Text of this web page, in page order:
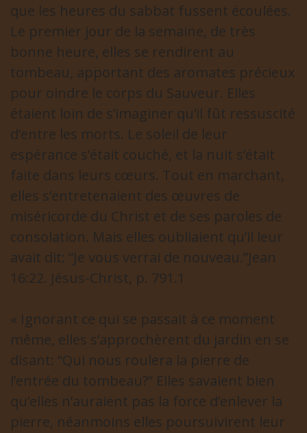
que les heures du sabbat fussent écoulées.
Le premier jour de la semaine, de très
bonne heure, elles se rendirent au
tombeau, apportant des aromates précieux
pour oindre le corps du Sauveur. Elles
étaient loin de s’imaginer qu’il fût ressuscité
d’entre les morts. Le soleil de leur
espérance s’était couché, et la nuit s’était
faite dans leurs cœurs. Tout en marchant,
elles s’entretenaient des œuvres de
miséricorde du Christ et de ses paroles de
consolation. Mais elles oubliaient qu’il leur
avait dit: “Je vous verrai de nouveau.”Jean
16:22. Jésus-Christ, p. 791.1
« Ignorant ce qui se passait à ce moment
même, elles s’approchèrent du jardin en se
disant: “Qui nous roulera la pierre de
l’entrée du tombeau?” Elles savaient bien
qu’elles n’auraient pas la force d’enlever la
pierre, néanmoins elles poursuivirent leur